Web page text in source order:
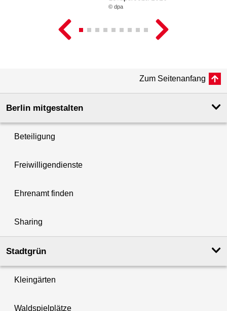
© dpa
Zum Seitenanfang
Berlin mitgestalten
Beteiligung
Freiwilligendienste
Ehrenamt finden
Sharing
Stadtgrün
Kleingärten
Waldspielplätze